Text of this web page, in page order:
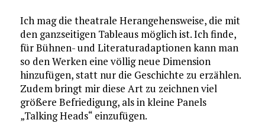
Ich mag die theatrale Herangehensweise, die mit
den ganzseitigen Tableaus möglich ist. Ich finde,
für Bühnen- und Literaturadaptionen kann man
so den Werken eine völlig neue Dimension
hinzufügen, statt nur die Geschichte zu erzählen.
Zudem bringt mir diese Art zu zeichnen viel
größere Befriedigung, als in kleine Panels
„Talking Heads“ einzufügen.